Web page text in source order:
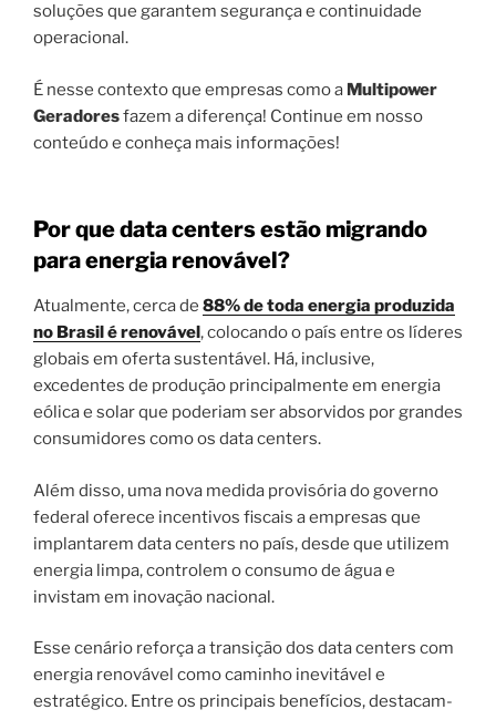
soluções que garantem segurança e continuidade
operacional.
É nesse contexto que empresas como a Multipower
Geradoresfazem a diferença! Continue em nosso
conteúdo e conheça mais informações!
Por que data centers estão migrando
para energia renovável?
Atualmente, cerca de 88% de toda energia produzida
no Brasil é renovável, colocando o país entre os líderes
globais em oferta sustentável. Há, inclusive,
excedentes de produção principalmente em energia
eólica e solar que poderiam ser absorvidos por grandes
consumidores como os data centers.
Além disso, uma nova medida provisória do governo
federal oferece incentivos fiscais a empresas que
implantarem data centers no país, desde que utilizem
energia limpa, controlem o consumo de água e
invistam em inovação nacional.
Esse cenário reforça a transição dos data centers com
energia renovável como caminho inevitável e
estratégico. Entre os principais benefícios, destacam-